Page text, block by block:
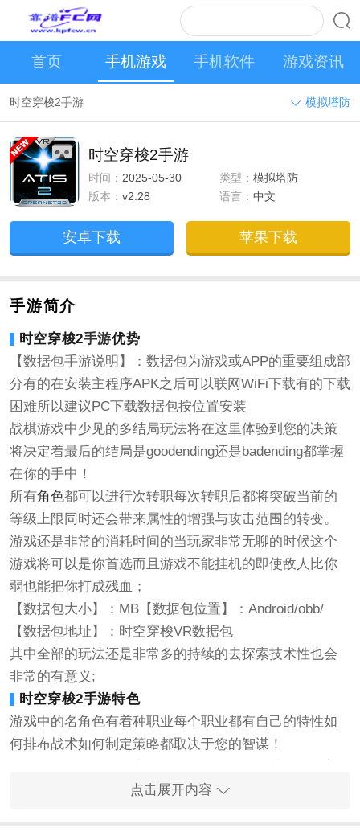
首页 手机游戏 手机软件 游戏资讯
时空穿梭2手游 模拟塔防
时空穿梭2手游
时间： 2025-05-30 类型：模拟塔防
版本：v2.28 语言：中文
安卓下载 苹果下载
手游简介
时空穿梭2手游优势
【数据包手游说明】：数据包为游戏或APP的重要组成部
分有的在安装主程序APK之后可以联网WiFi下载有的下载
困难所以建议PC下载数据包按位置安装
战棋游戏中少见的多结局玩法将在这里体验到您的决策
将决定着最后的结局是goodending还是badending都掌握
在你的手中！
所有角色都可以进行次转职每次转职后都将突破当前的
等级上限同时还会带来属性的增强与攻击范围的转变。
游戏还是非常的消耗时间的当玩家非常无聊的时候这个
游戏将可以是你首选而且游戏不能挂机的即使敌人比你
弱也能把你打成残血；
【数据包大小】：MB【数据包位置】：Android/obb/
【数据包地址】：时空穿梭VR数据包
其中全部的玩法还是非常多的持续的去探索技术性也会
非常的有意义;
时空穿梭2手游特色
游戏中的名角色有着种职业每个职业都有自己的特性如
何排布战术如何制定策略都取决于您的智谋！
玩家前往远古遗迹当中进行寻找探索地图也很有意思整
点击展开内容